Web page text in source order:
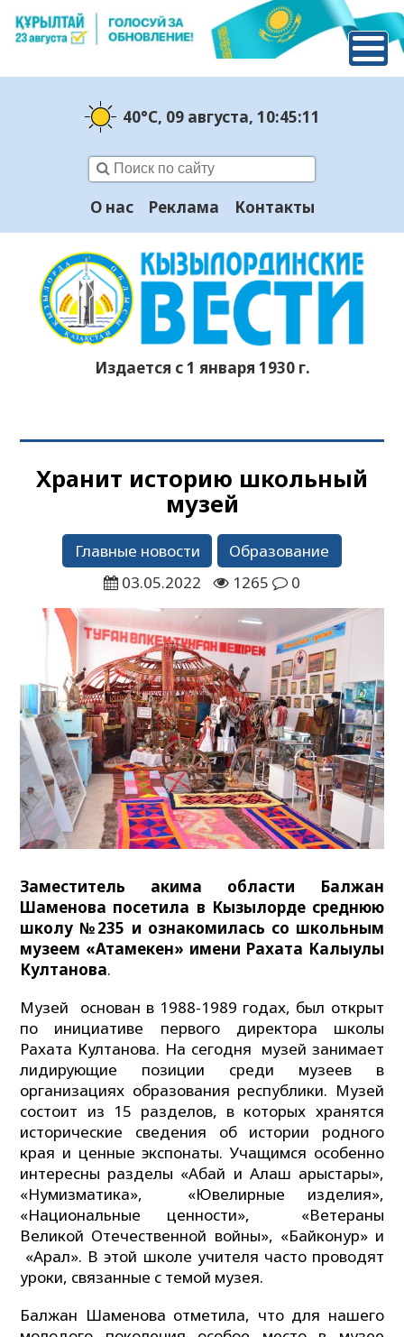
40°C, 09 августа, 10:45:12
О нас Реклама Контакты
Издается с 1 января 1930 г.
Хранит историю школьный
музей
Главные новости
Образование
03.05.2022
1265 0
Заместитель акима области Балжан
Шаменова посетила в Кызылорде среднюю
школу №235 и ознакомилась со школьным
музеем «Атамекен» имени Рахата Калыулы
Култанова.
Музей основан в 1988-1989 годах, был открыт
по инициативе первого директора школы
Рахата Култанова. На сегодня музей занимает
лидирующие позиции среди музеев в
организациях образования республики. Музей
состоит из 15 разделов, в которых хранятся
исторические сведения об истории родного
края и ценные экспонаты. Учащимся особенно
интересны разделы «Абай и Алаш арыстары»,
«Нумизматика», «Ювелирные изделия»,
«Национальные ценности», «Ветераны
Великой Отечественной войны», «Байконур» и
«Арал». В этой школе учителя часто проводят
уроки, связанные с темой музея.
Балжан Шаменова отметила, что для нашего